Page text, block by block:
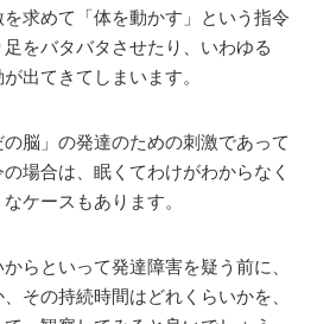
求めて「体を動かす」という指令
をバタバタさせたり、いわゆる
出てきてしまいます。
脳」の発達のための刺激であって
場合は、眠くてわけがわからなく
ケースもあります。
らといって発達障害を疑う前に、
その持続時間はどれくらいかを、